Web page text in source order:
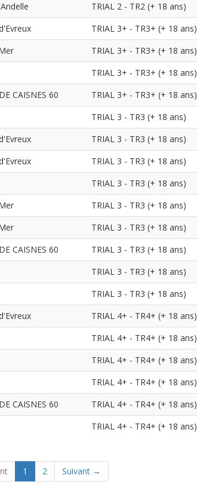
TRIAL 2 - TR2 (+ 18 ans)
TRIAL 3+ - TR3+ (+ 18 ans)
TRIAL 3+ - TR3+ (+ 18 ans)
TRIAL 3+ - TR3+ (+ 18 ans)
CAISNES 60 TRIAL 3+ - TR3+ (+ 18 ans)
TRIAL 3 - TR3 (+ 18 ans)
TRIAL 3 - TR3 (+ 18 ans)
TRIAL 3 - TR3 (+ 18 ans)
TRIAL 3 - TR3 (+ 18 ans)
TRIAL 3 - TR3 (+ 18 ans)
TRIAL 3 - TR3 (+ 18 ans)
CAISNES 60 TRIAL 3 - TR3 (+ 18 ans)
TRIAL 3 - TR3 (+ 18 ans)
TRIAL 3 - TR3 (+ 18 ans)
TRIAL 4+ - TR4+ (+ 18 ans)
TRIAL 4+ - TR4+ (+ 18 ans)
TRIAL 4+ - TR4+ (+ 18 ans)
TRIAL 4+ - TR4+ (+ 18 ans)
CAISNES 60 TRIAL 4+ - TR4+ (+ 18 ans)
TRIAL 4+ - TR4+ (+ 18 ans)
1 (current)
2 Suivant →